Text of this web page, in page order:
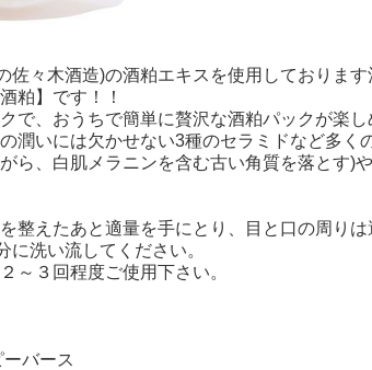
佐々木酒造)の酒粕エキスを使用しておりま
粕】です！！
で、おうちで簡単に贅沢な酒粕パックが楽し
潤いには欠かせない3種のセラミドなど多く
ら、白肌メラニンを含む古い角質を落とす)
整えたあと適量を手にとり、目と口の周り
洗い流してください。
～３回程度ご使用下さい。
バース